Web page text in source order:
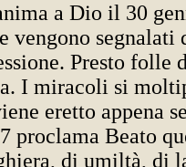
a Dio il 30
vengono segnalati
Presto folle
I miracoli si
eretto appena
proclama Beato
di umiltà, di